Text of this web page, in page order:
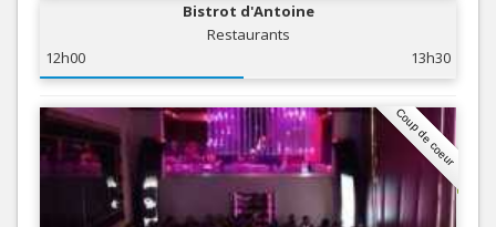
Bistrot d'Antoine
Restaurants
12h00
13h30
Coup de coeur